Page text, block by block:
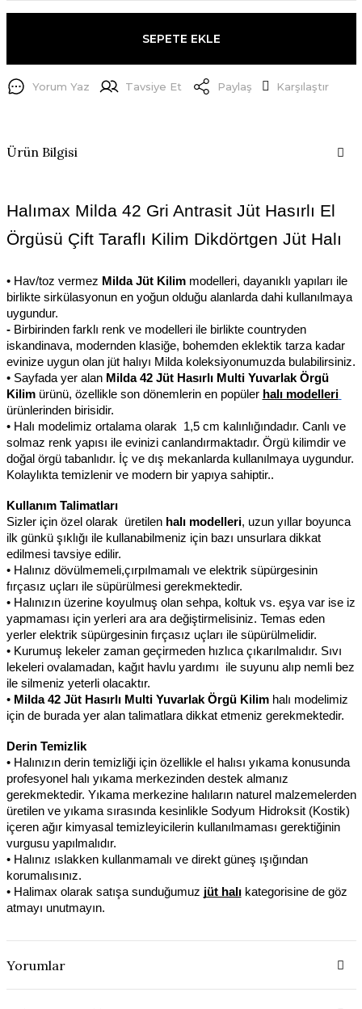
SEPETE EKLE
Yorum Yaz Tavsiye Et Paylaş Karşılaştır
Ürün Bilgisi
Halımax Milda 42 Gri Antrasit Jüt Hasırlı El
Örgüsü Çift Taraflı Kilim Dikdörtgen Jüt Halı
• Hav/toz vermez Milda Jüt Kilim modelleri, dayanıklı yapıları ile
birlikte sirkülasyonun en yoğun olduğu alanlarda dahi kullanılmaya
uygundur.
- Birbirinden farklı renk ve modelleri ile birlikte countryden
iskandinava, modernden klasiğe, bohemden eklektik tarza kadar
evinize uygun olan jüt halıyı Milda koleksiyonumuzda bulabilirsiniz.
• Sayfada yer alan Milda 42 Jüt Hasırlı Multi Yuvarlak Örgü
Kilim ürünü, özellikle son dönemlerin en popüler halı modelleri
ürünlerinden birisidir.
• Halı modelimiz ortalama olarak  1,5 cm kalınlığındadır. Canlı ve
solmaz renk yapısı ile evinizi canlandırmaktadır. Örgü kilimdir ve
doğal örgü tabanlıdır. İç ve dış mekanlarda kullanılmaya uygundur.
Kolaylıkta temizlenir ve modern bir yapıya sahiptir..
Kullanım Talimatları
Sizler için özel olarak  üretilen halı modelleri, uzun yıllar boyunca
ilk günkü şıklığı ile kullanabilmeniz için bazı unsurlara dikkat
edilmesi tavsiye edilir.
• Halınız dövülmemeli,çırpılmamalı ve elektrik süpürgesinin
fırçasız uçları ile süpürülmesi gerekmektedir.
• Halınızın üzerine koyulmuş olan sehpa, koltuk vs. eşya var ise iz
yapmaması için yerleri ara ara değiştirmelisiniz. Temas eden
yerler elektrik süpürgesinin fırçasız uçları ile süpürülmelidir.
• Kurumuş lekeler zaman geçirmeden hızlıca çıkarılmalıdır. Sıvı
lekeleri ovalamadan, kağıt havlu yardımı  ile suyunu alıp nemli bez
ile silmeniz yeterli olacaktır.
• Milda 42 Jüt Hasırlı Multi Yuvarlak Örgü Kilim halı modelimiz
için de burada yer alan talimatlara dikkat etmeniz gerekmektedir.
Derin Temizlik
• Halınızın derin temizliği için özellikle el halısı yıkama konusunda
profesyonel halı yıkama merkezinden destek almanız
gerekmektedir. Yıkama merkezine halıların naturel malzemelerden
üretilen ve yıkama sırasında kesinlikle Sodyum Hidroksit (Kostik)
içeren ağır kimyasal temizleyicilerin kullanılmaması gerektiğinin
vurgusu yapılmalıdır.
• Halınız ıslakken kullanmamalı ve direkt güneş ışığından
korumalısınız.
• Halimax olarak satışa sunduğumuz jüt halı kategorisine de göz
atmayı unutmayın.
Yorumlar